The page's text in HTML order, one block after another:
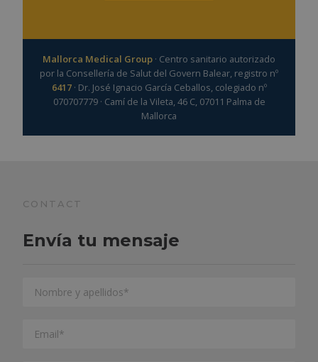
Mallorca Medical Group · Centro sanitario autorizado
por la Consellería de Salut del Govern Balear, registro nº
6417· Dr. José Ignacio García Ceballos, colegiado nº
070707779 · Camí de la Vileta, 46 C, 07011 Palma de
Mallorca
CONTACT
Envía tu mensaje